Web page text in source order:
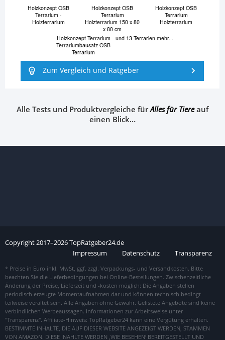
Holzkonzept OSB
Terrarium -
Holzterrarium
Holzkonzept OSB
Terrarium
Holzterrarium 150 x 80
x 80 cm
Holzkonzept OSB
Terrarium
Holzterrarium
Holzkonzept Terrarium
Terrariumbausatz OSB
Terrarium
und 13 Terrarien mehr...
Zum Vergleich und Ratgeber
Alle Tests und Produktvergleiche fürAlles für Tiereauf
einen Blick…
Copyright2017–2026TopRatgeber24.de
Impressum
Datenschutz Transparenz